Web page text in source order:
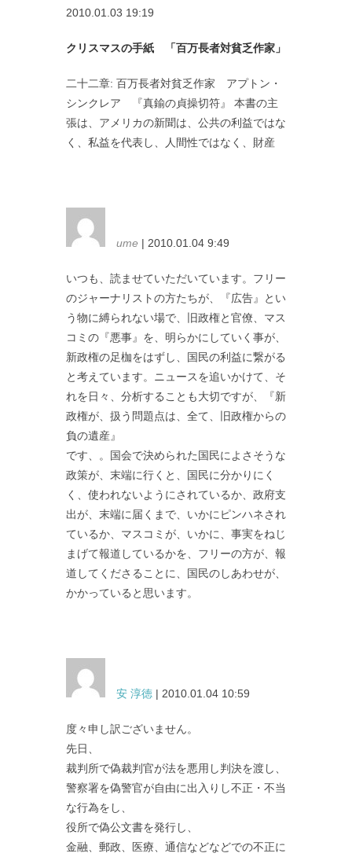
2010.01.03 19:19
クリスマスの手紙 「百万長者対貧乏作家」
二十二章: 百万長者対貧乏作家 アプトン・
シンクレア 『真鍮の貞操切符』 本書の主
張は、アメリカの新聞は、公共の利益ではな
く、私益を代表し、人間性ではなく、財産
ume | 2010.01.04 9:49
いつも、読ませていただいています。フリー
のジャーナリストの方たちが、『広告』とい
う物に縛られない場で、旧政権と官僚、マス
コミの『悪事』を、明らかにしていく事が、
新政権の足枷をはずし、国民の利益に繋がる
と考えています。ニュースを追いかけて、そ
れを日々、分析することも大切ですが、『新
政権が、扱う問題点は、全て、旧政権からの
負の遺産』
です、。国会で決められた国民によさそうな
政策が、末端に行くと、国民に分かりにく
く、使われないようにされているか、政府支
出が、末端に届くまで、いかにピンハネされ
ているか、マスコミが、いかに、事実をねじ
まげて報道しているかを、フリーの方が、報
道してくださることに、国民のしあわせが、
かかっていると思います。
安 淳徳 | 2010.01.04 10:59
度々申し訳ございません。
先日、
裁判所で偽裁判官が法を悪用し判決を渡し、
警察署を偽警官が自由に出入りし不正・不当
な行為をし、
役所で偽公文書を発行し、
金融、郵政、医療、通信などなどでの不正に